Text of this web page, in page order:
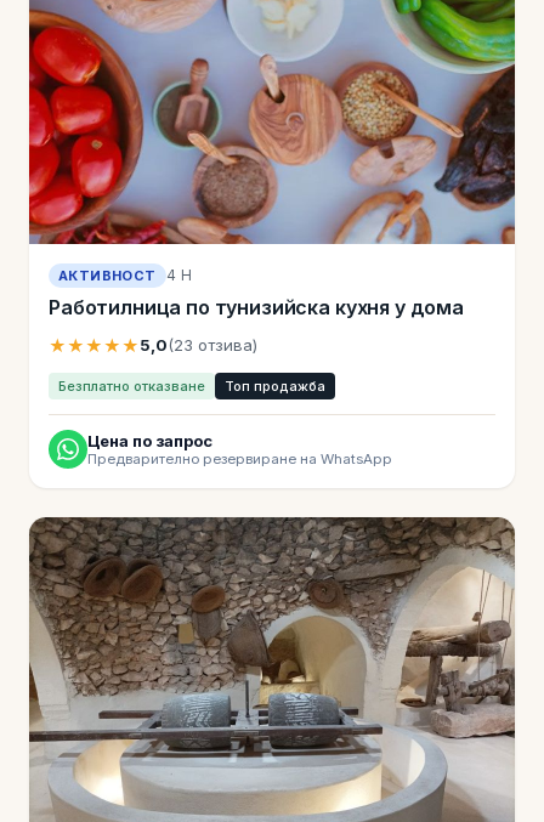
АКТИВНОСТ 4 H
Работилница по тунизийска кухня у дома
★★★★★5,0(23 отзива)
Безплатно отказване Топ продажба
Цена по запрос
Предварително резервиране на WhatsApp